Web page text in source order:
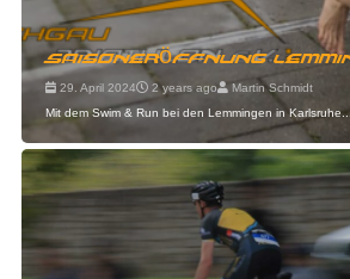
Saisoneröffnung
29. April 2024 2 years ago
Martin Schmidt
Mit dem Swim & Run bei den Lemmingen in